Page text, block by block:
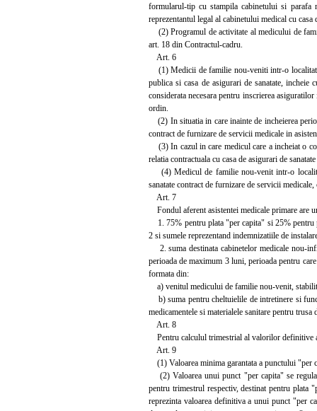
formularul-tip cu stampila cabinetului si parafa
reprezentantul legal al cabinetului medical cu casa
(2) Programul de activitate al medicului de
art. 18 din Contractul-cadru.
Art. 6
(1) Medicii de familie nou-veniti intr-o
publica si casa de asigurari de sanatate,
considerata necesara pentru inscrierea
ordin.
(2) In situatia in care inainte de incheierea
contract de furnizare de servicii medicale in
(3) In cazul in care medicul care a incheiat o
relatia contractuala cu casa de asigurari de sanatate
(4) Medicul de familie nou-venit intr-o
sanatate contract de furnizare de servicii
Art. 7
Fondul aferent asistentei medicale primare are
1. 75% pentru plata "per capita" si 25% pentru
2 si sumele reprezentand indemnizatiile de
2. suma destinata cabinetelor medicale nou-
perioada de maximum 3 luni, perioada pentru
formata din:
a) venitul medicului de familie nou-venit,
b) suma pentru cheltuielile de intretinere si
medicamentele si materialele sanitare pentru
Art. 8
Pentru calculul trimestrial al valorilor definitive
Art. 9
(1) Valoarea minima garantata a punctului "per
(2) Valoarea unui punct "per capita" se
pentru trimestrul respectiv, destinat pentru
reprezinta valoarea definitiva a unui punct "per